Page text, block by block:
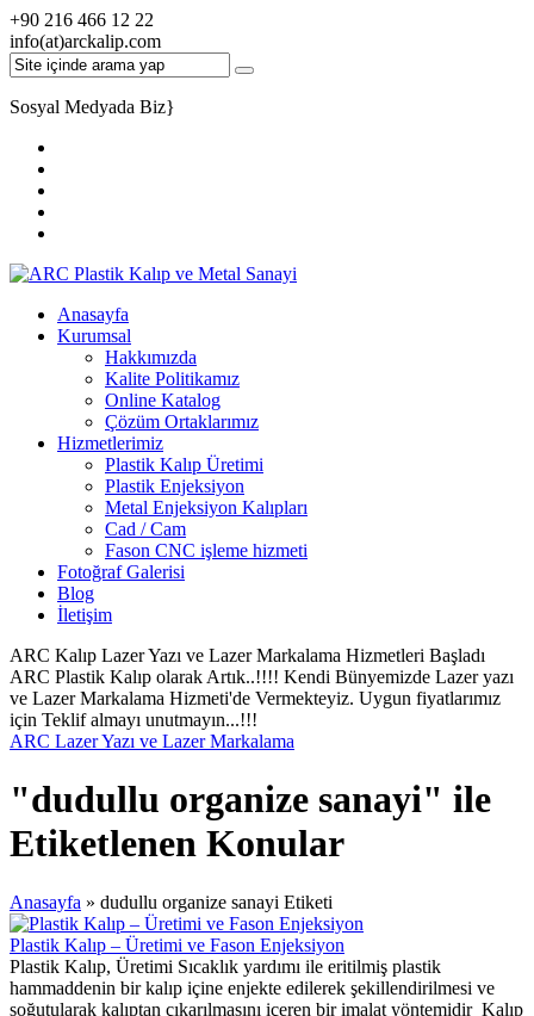
+90 216 466 12 22
info(at)arckalip.com
Sosyal Medyada Biz}
Anasayfa
Kurumsal
Hakkımızda
Kalite Politikamız
Online Katalog
Çözüm Ortaklarımız
Hizmetlerimiz
Plastik Kalıp Üretimi
Plastik Enjeksiyon
Metal Enjeksiyon Kalıpları
Cad / Cam
Fason CNC işleme hizmeti
Fotoğraf Galerisi
Blog
İletişim
ARC Kalıp Lazer Yazı ve Lazer Markalama Hizmetleri Başladı
ARC Plastik Kalıp olarak Artık..!!!! Kendi Bünyemizde Lazer yazı
ve Lazer Markalama Hizmeti'de Vermekteyiz. Uygun fiyatlarımız
için Teklif almayı unutmayın...!!!
ARC Lazer Yazı ve Lazer Markalama
"dudullu organize sanayi" ile
Etiketlenen Konular
Anasayfa » dudullu organize sanayi Etiketi
Plastik Kalıp – Üretimi ve Fason Enjeksiyon
Plastik Kalıp, Üretimi Sıcaklık yardımı ile eritilmiş plastik
hammaddenin bir kalıp içine enjekte edilerek şekillendirilmesi ve
soğutularak kalıptan çıkarılmasını içeren bir imalat yöntemidir Kalıp